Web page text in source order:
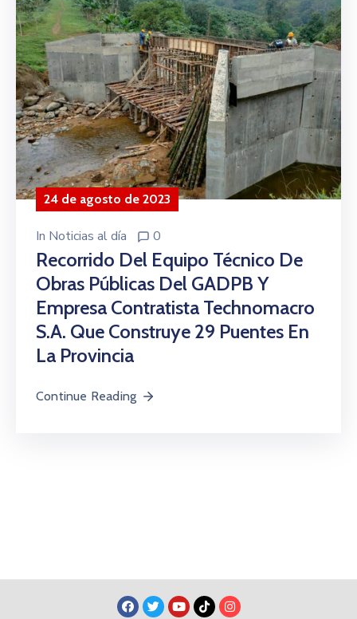
24 de agosto de 2023
In Noticias al día 0
Recorrido Del Equipo Técnico De
Obras Públicas Del GADPB Y
Empresa Contratista Technomacro
S.A. Que Construye 29 Puentes En
La Provincia
Continue Reading